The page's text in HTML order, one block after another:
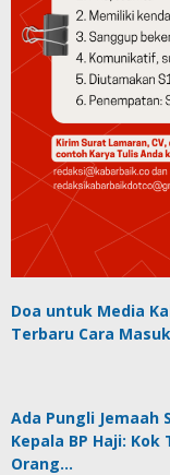
Doa untuk Media
Terbaru Cara
Ada Pungli Jemaah
Kepala BP Haji:
Orang…